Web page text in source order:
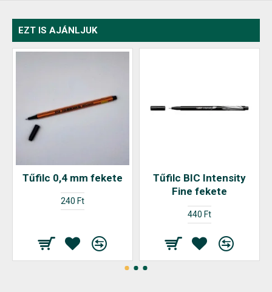
EZT IS AJÁNLJUK
Tűfilc 0,4 mm fekete
240 Ft
Tűfilc BIC Intensity
Fine fekete
440 Ft